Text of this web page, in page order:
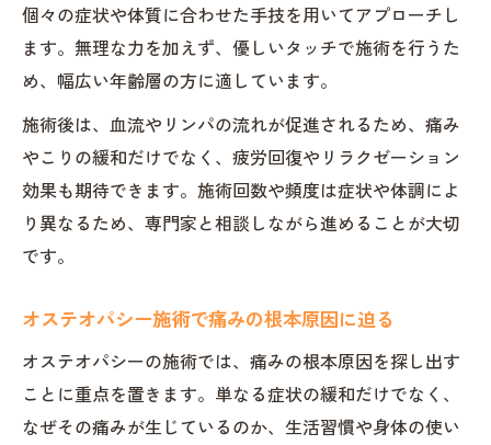
個々の症状や体質に合わせた手技を用いてアプローチし
ます。無理な力を加えず、優しいタッチで施術を行うた
め、幅広い年齢層の方に適しています。
施術後は、血流やリンパの流れが促進されるため、痛み
やこりの緩和だけでなく、疲労回復やリラクゼーション
効果も期待できます。施術回数や頻度は症状や体調によ
り異なるため、専門家と相談しながら進めることが大切
です。
オステオパシー施術で痛みの根本原因に迫る
オステオパシーの施術では、痛みの根本原因を探し出す
ことに重点を置きます。単なる症状の緩和だけでなく、
なぜその痛みが生じているのか、生活習慣や身体の使い